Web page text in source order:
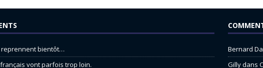
reprennent bientôt…
français vont parfois trop loin.
Bernard
Gillydans